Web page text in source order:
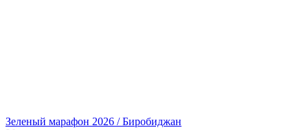
Зеленый марафон 2026 / Биробиджан